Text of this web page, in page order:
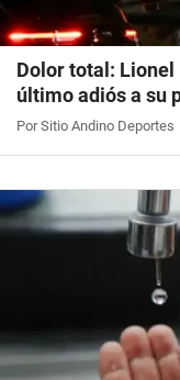
Dolor total: Lionel
último adiós a su
Por Sitio Andino Deportes